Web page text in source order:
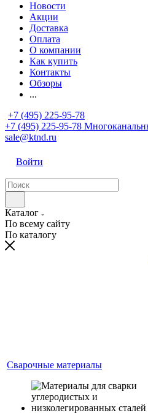
Новости
Акции
Доставка
Оплата
О компании
Как купить
Контакты
Обзоры
...
+7 (495) 225-95-78
+7 (495) 225-95-78
sale@ktnd.ru
Войти
Каталог
По всему сайту
По каталогу
Сварочные материалы